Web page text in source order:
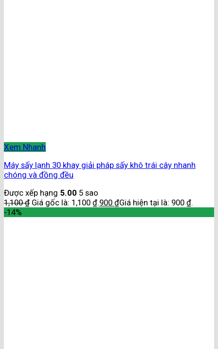
Xem Nhanh
Máy sấy lạnh 30 khay giải pháp sấy khô trái cây nhanh
chóng và đồng đều
Được xếp hạng 5.00 5 sao
1,100₫ Giá gốc là: 1,100 ₫.900 ₫Giá hiện tại là: 900 ₫.
-14%